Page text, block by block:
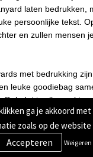
laten bedrukken,
persoonlijke tekst.
en zullen mensen
met bedrukking
leuke goodiebag
dat is allemaal te
dan een leuke
voor een
ga je akkoord
zoals op de
Weigeren